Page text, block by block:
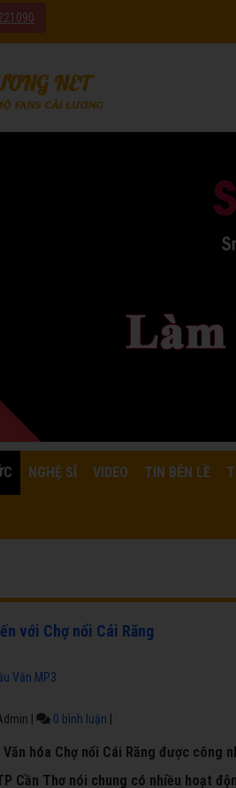
NGHỆ SĨ VIDEO TIN BÊN LỀ
với Chợ nổi Cái Răng
Văn MP3
0 bình luận
hóa Chợ nổi Cái Răng được công
Cần Thơ nói chung có nhiều hoạt